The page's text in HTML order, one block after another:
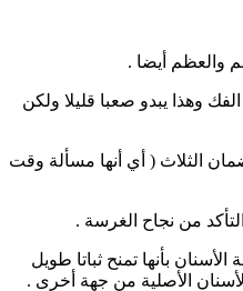
والعظم أيضا .
وهذا يبدو صعبا قليلا ولكن
الثلاث ( أي أنها مسألة وقت
من نجاح الغرسة .
بأنها تمنح ثباتا طويل
الأصلية من جهة أخرى .